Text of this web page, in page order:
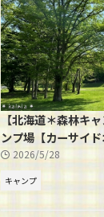
【北海道＊森林キ
ンプ場【カーサイド
2026/5/28
キャンプ